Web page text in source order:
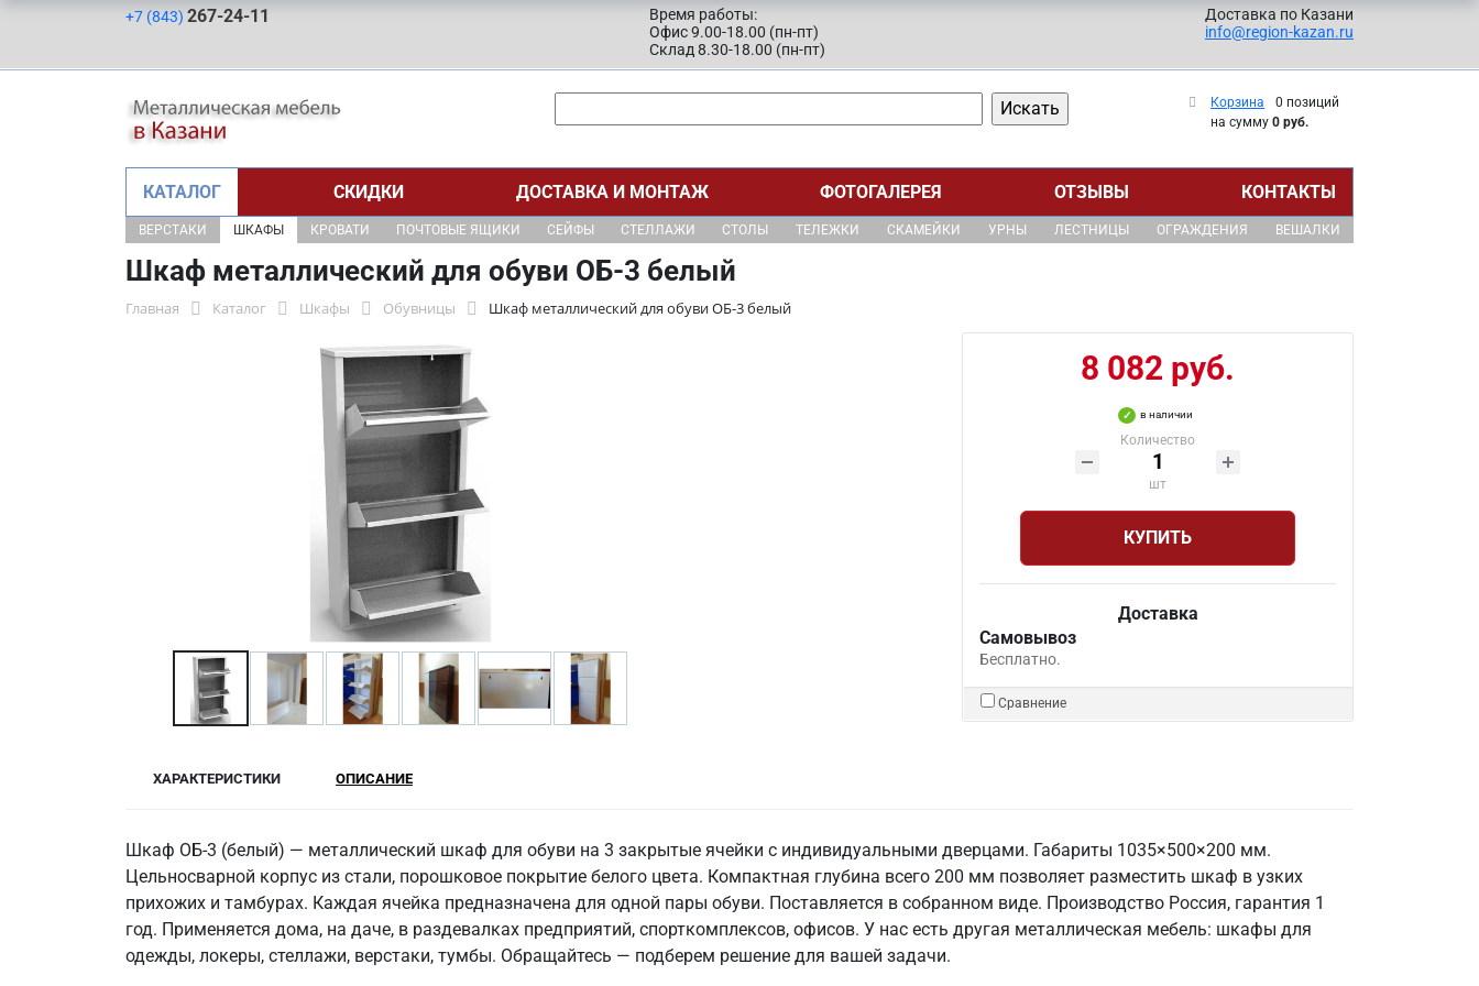
+7 (843) 267-24-11
Время работы:
Офис 9.00-18.00 (пн-пт)
Склад 8.30-18.00 (пн-пт)
Доставка по Казани
info@region-kazan.ru
Корзина
0 позиций
на сумму 0 руб.
КАТАЛОГ СКИДКИ ДОСТАВКА И МОНТАЖ ФОТОГАЛЕРЕЯ ОТЗЫВЫ КОНТАКТЫ
ВЕРСТАКИ ШКАФЫ КРОВАТИ ПОЧТОВЫЕ ЯЩИКИ СЕЙФЫ СТЕЛЛАЖИ СТОЛЫ ТЕЛЕЖКИ СКАМЕЙКИ УРНЫ ЛЕСТНИЦЫ ОГРАЖДЕНИЯ ВЕШАЛКИ
Шкаф металлический для обуви ОБ-3 белый
Главная Каталог Шкафы Обувницы Шкаф металлический для обуви ОБ-3 белый
8 082 руб.
в наличии
Количество
шт
КУПИТЬ
Доставка
Самовывоз
Бесплатно.
Сравнение
ХАРАКТЕРИСТИКИ ОПИСАНИЕ
Шкаф ОБ-3 (белый) — металлический шкаф для обуви на 3 закрытые ячейки с индивидуальными дверцами. Габариты 1035×500×200 мм.
Цельносварной корпус из стали, порошковое покрытие белого цвета. Компактная глубина всего 200 мм позволяет разместить шкаф в узких
прихожих и тамбурах. Каждая ячейка предназначена для одной пары обуви. Поставляется в собранном виде. Производство Россия, гарантия 1
год. Применяется дома, на даче, в раздевалках предприятий, спорткомплексов, офисов. У нас есть другая металлическая мебель: шкафы для
одежды, локеры, стеллажи, верстаки, тумбы. Обращайтесь — подберем решение для вашей задачи.